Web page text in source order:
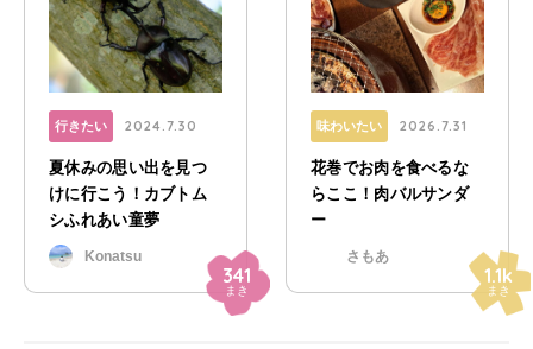
341
まき
行きたい 2024.7.30
夏休みの思い出を見つ
けに行こう！カブトム
シふれあい童夢
Konatsu
1.1k
まき
味わいたい 2026.7.31
花巻でお肉を食べるな
らここ！肉バルサンダ
ー
さもあ